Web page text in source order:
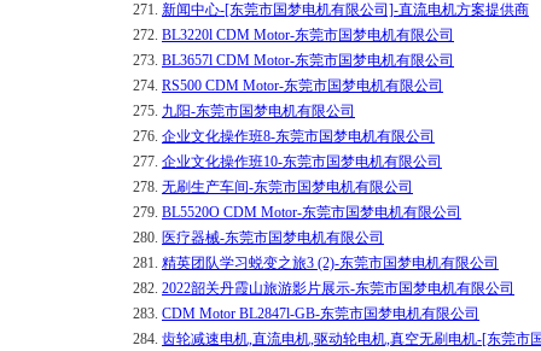
271. 新闻中心-[东莞市国梦电机有限公司]-直流电机方案提供商
272. BL3220l CDM Motor-东莞市国梦电机有限公司
273. BL3657l CDM Motor-东莞市国梦电机有限公司
274. RS500 CDM Motor-东莞市国梦电机有限公司
275. 九阳-东莞市国梦电机有限公司
276. 企业文化操作班8-东莞市国梦电机有限公司
277. 企业文化操作班10-东莞市国梦电机有限公司
278. 无刷生产车间-东莞市国梦电机有限公司
279. BL5520O CDM Motor-东莞市国梦电机有限公司
280. 医疗器械-东莞市国梦电机有限公司
281. 精英团队学习蜕变之旅3 (2)-东莞市国梦电机有限公司
282. 2022韶关丹霞山旅游影片展示-东莞市国梦电机有限公司
283. CDM Motor BL2847l-GB-东莞市国梦电机有限公司
284. 齿轮减速电机,直流电机,驱动轮电机,真空无刷电机-[东莞市